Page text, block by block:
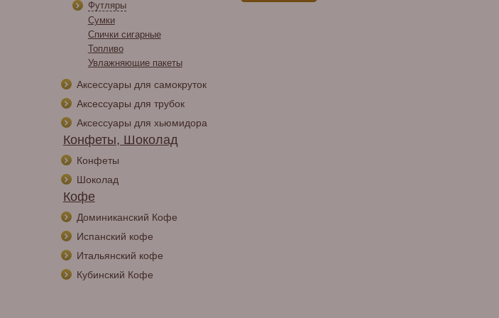
Футляры
Сумки
Спички сигарные
Топливо
Увлажняющие пакеты
Аксессуары для самокруток
Аксессуары для трубок
Аксессуары для хьюмидора
Конфеты, Шоколад
Конфеты
Шоколад
Кофе
Доминиканский Кофе
Испанский кофе
Итальянский кофе
Кубинский Кофе